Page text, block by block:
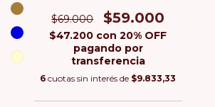
$69.000 $59.000
$47.200 con 20% OFF
pagando por
transferencia
6 cuotas sin interés de $9.833,33